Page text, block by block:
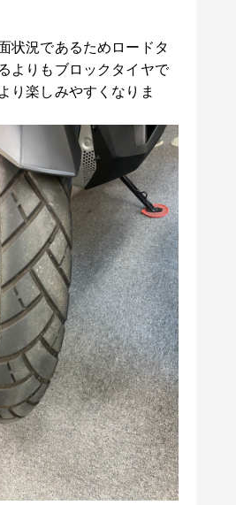
状況であるためロードタ
よりもブロックタイヤで
り楽しみやすくなりま